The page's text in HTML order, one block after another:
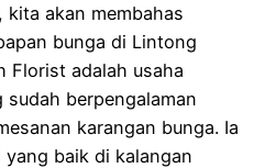
akan membahas
bunga di Lintong
Florist adalah usaha
berpengalaman
karangan bunga. Ia
baik di kalangan